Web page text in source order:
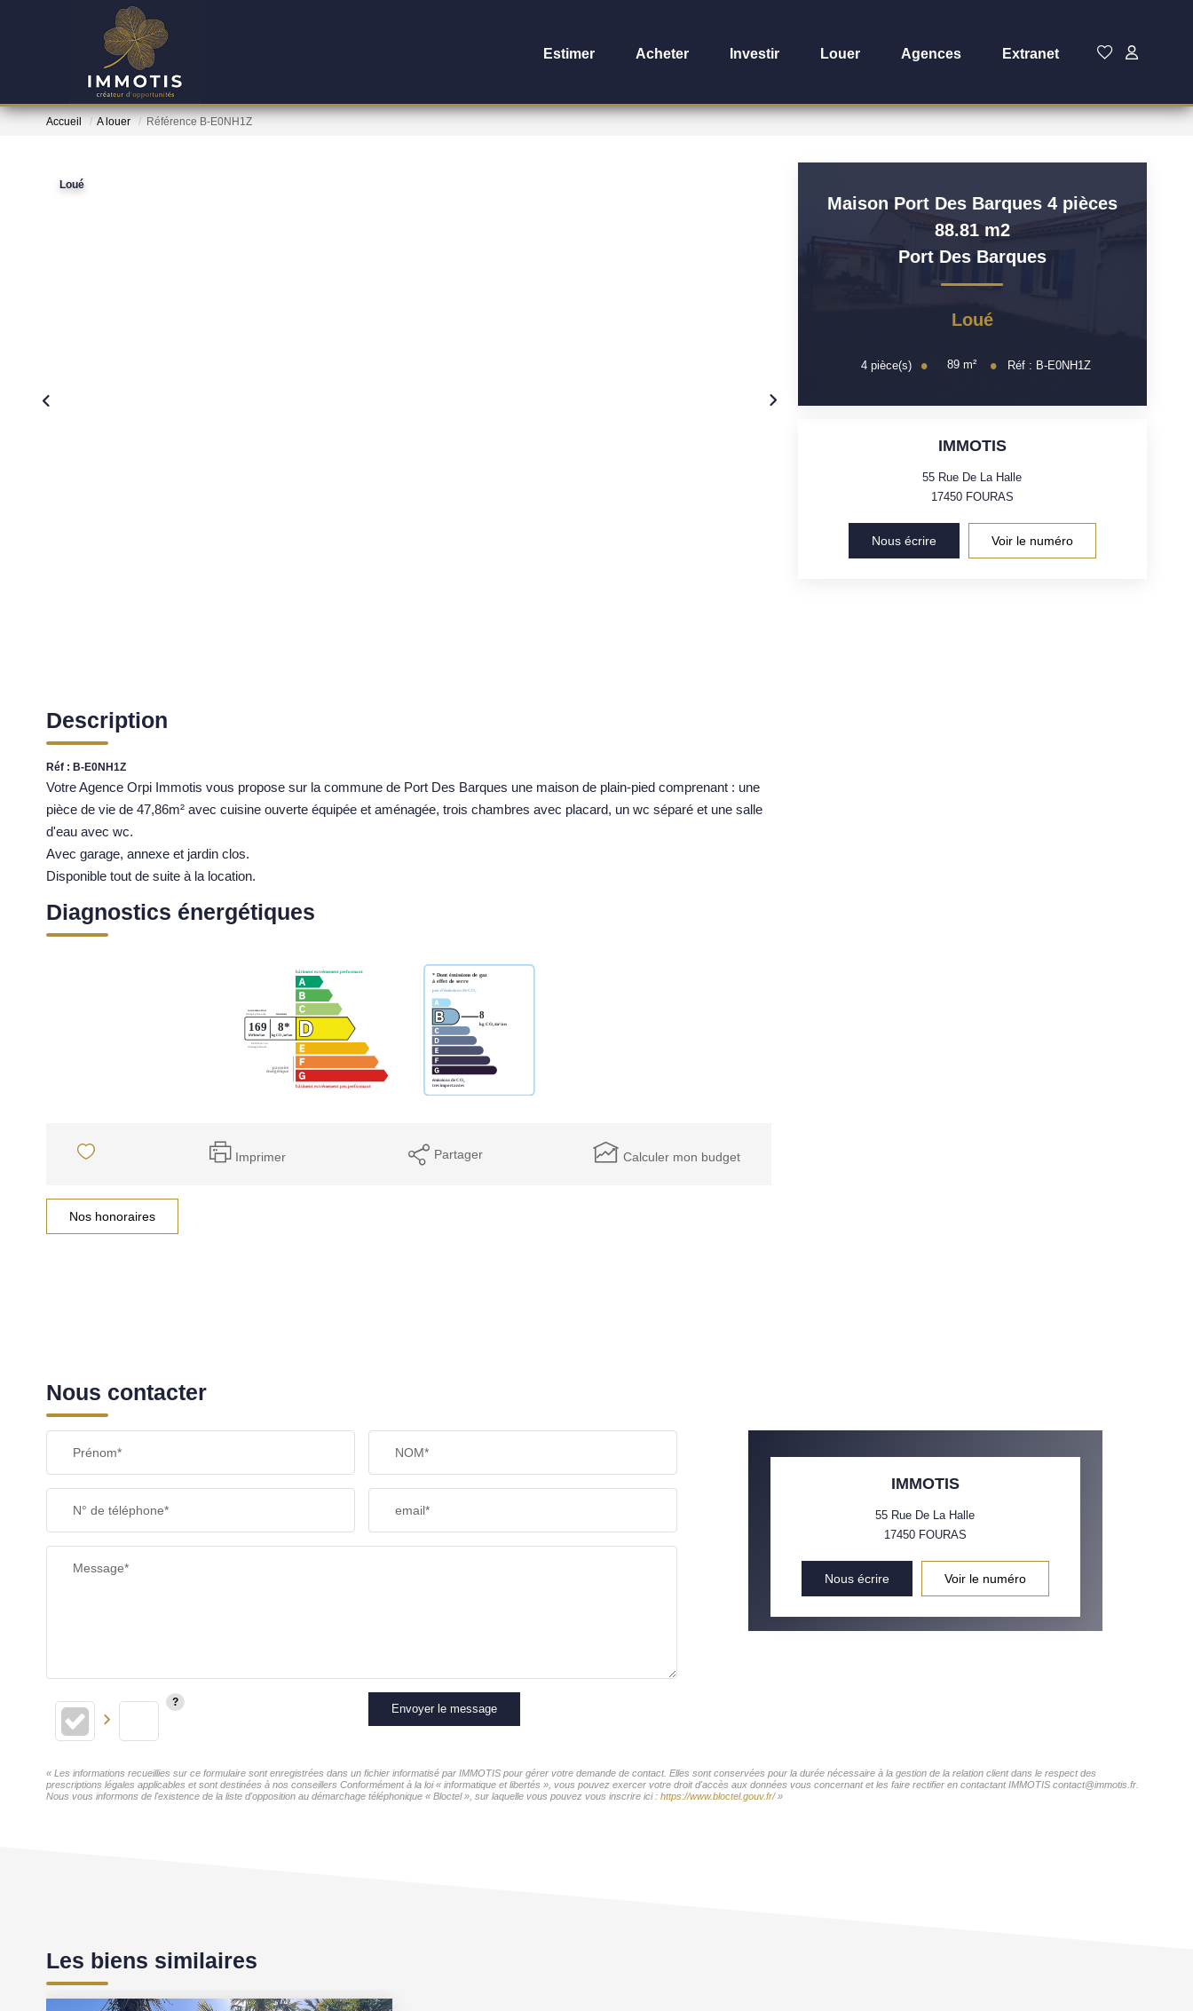
Estimer Acheter Investir Louer Agences Extranet
Accueil A louer Référence B-E0NH1Z
Loué
Description
Réf : B-E0NH1Z
Votre Agence Orpi Immotis vous propose sur la commune de Port Des Barques une maison de plain-pied comprenant : une
pièce de vie de 47,86m² avec cuisine ouverte équipée et aménagée, trois chambres avec placard, un wc séparé et une salle
d'eau avec wc.
Avec garage, annexe et jardin clos.
Disponible tout de suite à la location.
Diagnostics énergétiques
Imprimer Partager Calculer mon budget
Nos honoraires
Maison Port Des Barques 4 pièces
88.81 m2
Port Des Barques
Loué
4 pièce(s) 89 m² Réf : B-E0NH1Z
IMMOTIS
55 Rue De La Halle
17450 FOURAS
Nous écrire Voir le numéro
Nous contacter
Prénom* NOM*
N° de téléphone* email*
Message*
Envoyer le message
IMMOTIS
55 Rue De La Halle
17450 FOURAS
Nous écrire Voir le numéro
« Les informations recueillies sur ce formulaire sont enregistrées dans un fichier informatisé par IMMOTIS pour gérer votre demande de contact. Elles sont conservées pour la durée nécessaire à la gestion de la relation client dans le respect des
prescriptions légales applicables et sont destinées à nos conseillers Conformément à la loi « informatique et libertés », vous pouvez exercer votre droit d'accès aux données vous concernant et les faire rectifier en contactant IMMOTIS contact@immotis.fr.
Nous vous informons de l'existence de la liste d'opposition au démarchage téléphonique « Bloctel », sur laquelle vous pouvez vous inscrire ici : https://www.bloctel.gouv.fr/»
Les biens similaires